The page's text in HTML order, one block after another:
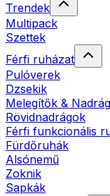
Trendek
Multipack
Szettek
Férfi ruházat
Pulóverek
Dzsekik
Melegítők &
Rövidnadrágok
Férfi funkcionális
Fürdőruhák
Alsónemű
Zoknik
Sapkák